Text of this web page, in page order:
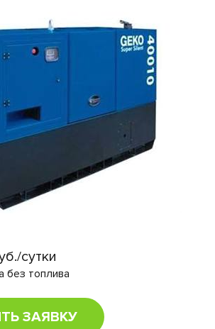
сутки
без топлива
ЗАЯВКУ